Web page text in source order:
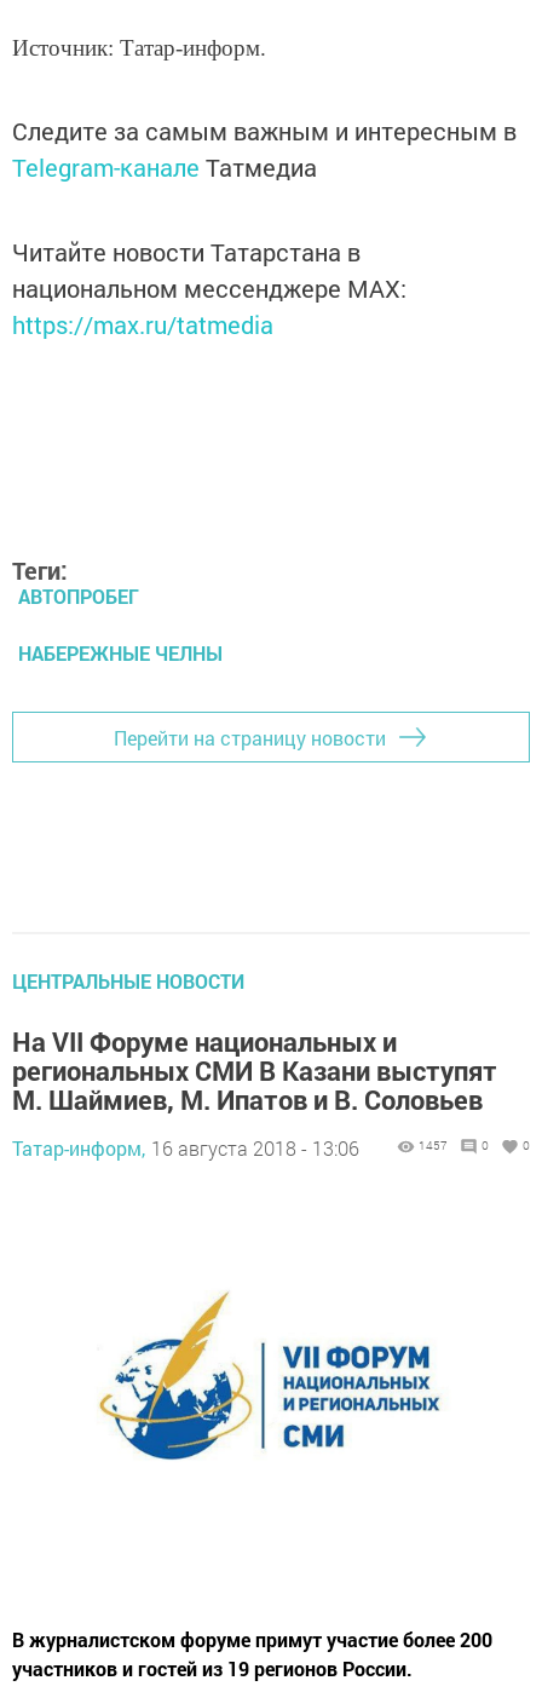
Источник: Татар-информ.
Следите за самым важным и интересным в
Telegram-канале Татмедиа
Читайте новости Татарстана в
национальном мессенджере MАХ:
https://max.ru/tatmedia
Теги:
АВТОПРОБЕГ
НАБЕРЕЖНЫЕ ЧЕЛНЫ
Перейти на страницу новости
ЦЕНТРАЛЬНЫЕ НОВОСТИ
На VII Форуме национальных и
региональных СМИ В Казани выступят
М. Шаймиев, М. Ипатов и В. Соловьев
Татар-информ, 16 августа 2018 - 13:06 1457 0 0
В журналистском форуме примут участие более 200
участников и гостей из 19 регионов России.